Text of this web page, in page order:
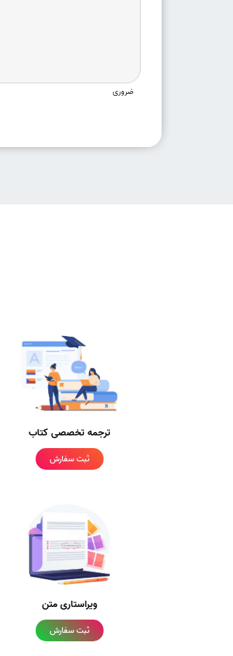
ضروری
ترجمه تخصصی کتاب
ثبت سفارش
ویراستاری متن
ثبت سفارش